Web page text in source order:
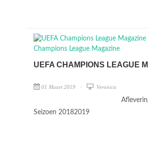
UEFA CHAMPIONS LEAGUE
01 Maart 2019 Veronica
Seizoen 20182019